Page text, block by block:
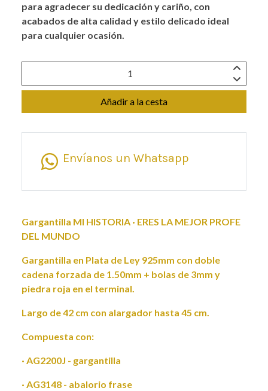
para agradecer su dedicación y cariño, con
acabados de alta calidad y estilo delicado ideal
para cualquier ocasión.
Añadir a la cesta
Envíanos un Whatsapp
Gargantilla MI HISTORIA · ERES LA MEJOR PROFE
DEL MUNDO
Gargantilla en Plata de Ley 925mm con doble
cadena forzada de 1.50mm + bolas de 3mm y
piedra roja en el terminal.
Largo de 42 cm con alargador hasta 45 cm.
Compuesta con:
· AG2200J - gargantilla
· AG3148 - abalorio frase